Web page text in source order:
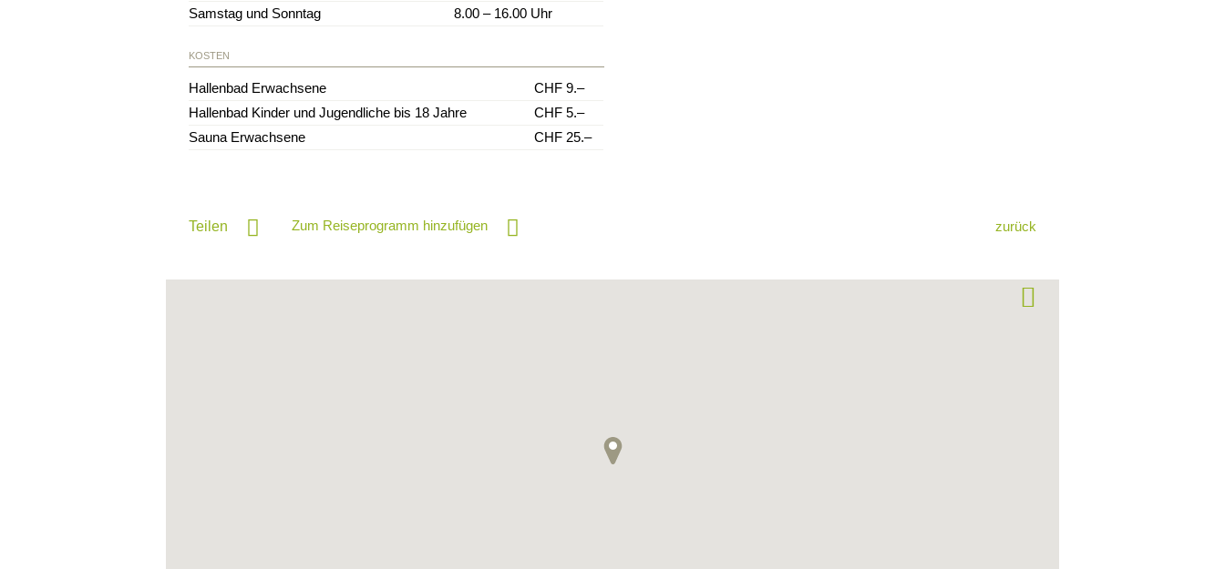
Samstag und Sonntag
8.00 – 16.00 Uhr
KOSTEN
Hallenbad Erwachsene
CHF 9.–
Hallenbad Kinder und Jugendliche bis 18 Jahre
CHF 5.–
Sauna Erwachsene
CHF 25.–
Teilen Zum Reiseprogramm hinzufügen zurück